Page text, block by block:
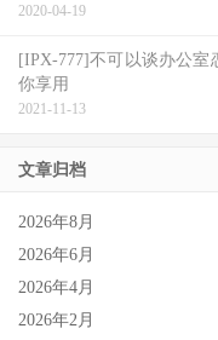
2020-04-19
[IPX-777]不可以谈办公
你享用
2021-11-13
文章归档
2026年8月
2026年6月
2026年4月
2026年2月